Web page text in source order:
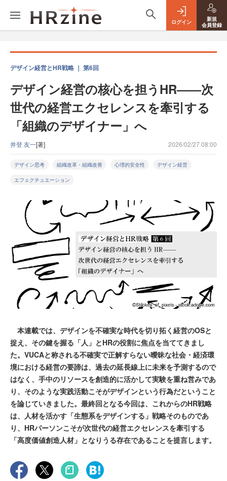
ログイン
新規
会員登録
デザイン経営とHR戦略 ｜ 第6回
デザイン経営の核心を担うHR——次
世代の経営エクセレンスを牽引する
「組織のデザイナー」へ
井登 友一[著] 2026/02/27 08:00
デザイン思考 組織改革・組織改善 心理的安全性 デザイン経営
エフェクチュエーション
本連載では、デザインを不確実な時代を切り拓く経営のOSと
捉え、その鍵を握る「人」とHRの役割に焦点を当ててきまし
た。VUCAと称される不確実で正解すらない曖昧な社会・経済環
境における経営の要諦は、過去の延長線上に未来を予測するので
はなく、手中のリソースを創造的に活かして実験を重ね営みであ
り、そのような実践活動こそがデザインという行為だということ
を論じていきました。最終回となる今回は、これからのHR戦略
は、人材を活かす「生態系をデザインする」戦略そのものであ
り、HRパーソンこそが次世代の経営エクセレンスを牽引する
「高度価値創造人材」となりうる存在であることを提言します。